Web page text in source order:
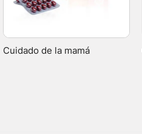
Cuidado de la mamá